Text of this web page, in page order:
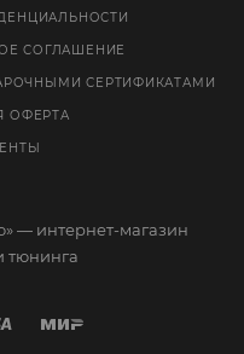
СОГЛАШЕНИЕ
СЕРТИФИКАТАМИ
ОФЕРТА
— интернет-магазин
тюнинга